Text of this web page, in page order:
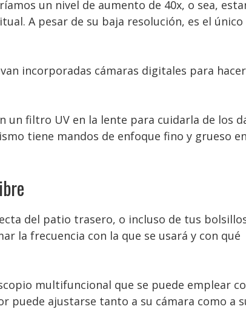
un nivel de aumento de 40x, o sea,
A pesar de su baja resolución, es el único
incorporadas cámaras digitales para hacer
un filtro UV en la lente para cuidarla de los
tiene mandos de enfoque fino y grueso
del patio trasero, o incluso de tus
la frecuencia con la que se usará y con qué
multifuncional que se puede emplear
puede ajustarse tanto a su cámara como a